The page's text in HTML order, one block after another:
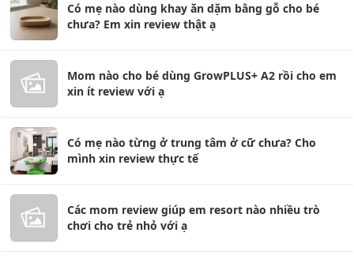
Có mẹ nào dùng khay ăn dặm bằng gỗ cho bé
chưa? Em xin review thật ạ
Mom nào cho bé dùng GrowPLUS+ A2 rồi cho em
xin ít review với ạ
Có mẹ nào từng ở trung tâm ở cữ chưa? Cho
mình xin review thực tế
Các mom review giúp em resort nào nhiều trò
chơi cho trẻ nhỏ với ạ